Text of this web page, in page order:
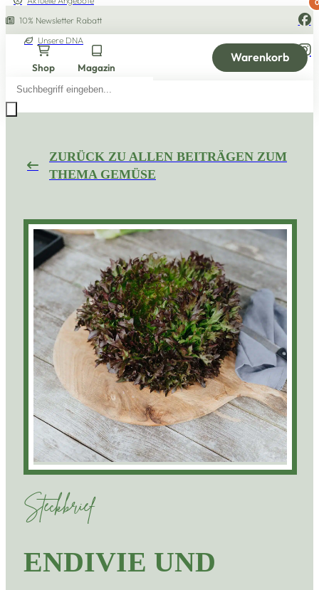
10% Newsletter Rabatt
Unsere DNA
Shop Magazin
Warenkorb
0
search
ZURÜCK ZU ALLEN BEITRÄGEN ZUM
THEMA GEMÜSE
Steckbrief
ENDIVIE UND